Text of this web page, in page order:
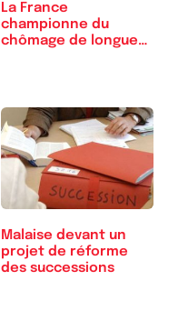
La France
championne du
chômage de longue
Malaise devant un
projet de réforme
des successions